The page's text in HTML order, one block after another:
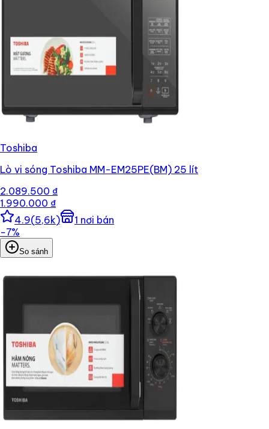
Toshiba
Lò vi sóng Toshiba MM-EM25PE(BM) 25 lít
2.089.500 ₫
1.990.000 ₫
4.9(5,6k) 1 nơi bán
−7%
So sánh